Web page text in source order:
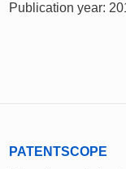
Publication year:
PATENTSCOPE